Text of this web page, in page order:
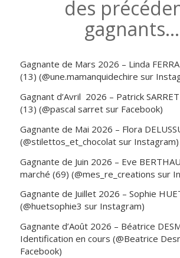
des
gagnants…
Gagnante de Mars 2026 – Linda
(13) (@une.mamanquidechire sur
Gagnant d’Avril 2026 – Patrick
(13) (@pascal sarret sur Facebook)
Gagnante de Mai 2026 – Flora
(@stilettos_et_chocolat sur Instagram)
Gagnante de Juin 2026 – Eve
marché (69) (@mes_re_creations sur
Gagnante de Juillet 2026 – Sophie
(@huetsophie3 sur Instagram)
Gagnante d’Août 2026 – Béatrice
Identification en cours (@Beatrice
Facebook)